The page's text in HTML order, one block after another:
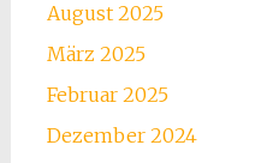
August 2025
März 2025
Februar 2025
Dezember 2024